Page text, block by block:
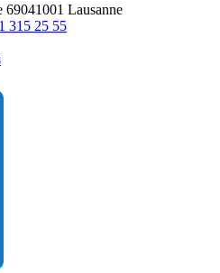
69041001 Lausanne
315 25 55